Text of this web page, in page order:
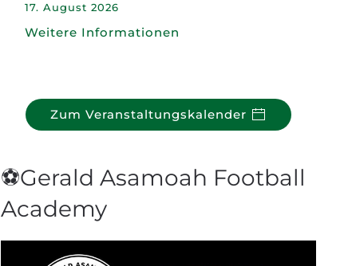
17. August 2026
Weitere Informationen
Zum Veranstaltungskalender
⚽Gerald Asamoah Football
Academy